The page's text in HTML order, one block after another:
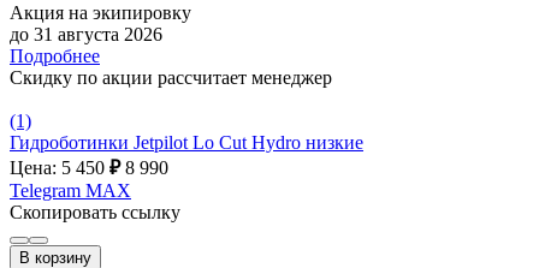
Акция на экипировку
до 31 августа 2026
Подробнее
Скидку по акции рассчитает менеджер
(1)
Гидроботинки Jetpilot Lo Cut Hydro низкие
Цена: 5 450 ₽ 8 990
Telegram MAX
Скопировать ссылку
В корзину